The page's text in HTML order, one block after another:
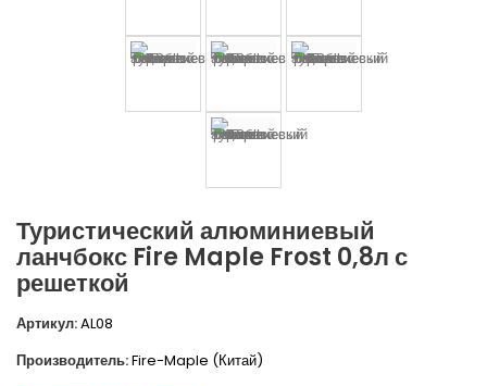
Туристический алюминиевый
ланчбокс Fire Maple Frost 0,8л с
решеткой
Артикул:AL08
Производитель:Fire-Maple (Китай)